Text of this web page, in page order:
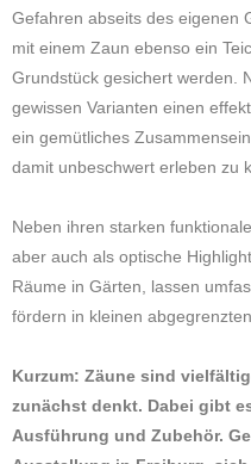
Gefahren abseits des eigenen
mit einem Zaun ebenso ein
Grundstück gesichert werden.
gewissen Varianten einen
ein gemütliches
damit unbeschwert erleben zu
Neben ihren starken
aber auch als optische
Räume in Gärten, lassen
fördern in kleinen
Kurzum: Zäune sind
zunächst denkt. Dabei gibt
Ausführung und Zubehör.